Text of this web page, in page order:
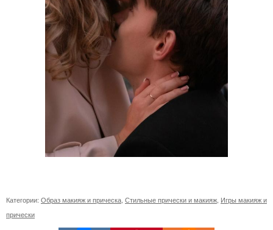
Категории: Образ макияж и прическа Стильные прически и макияж Игры макияж и
прически